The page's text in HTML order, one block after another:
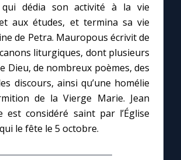
de Lisieux
jour
qui dédia son activité à la vie
aux études, et termina sa vie
de Petra. Mauropous écrivit de
liturgiques, dont plusieurs
Dieu, de nombreux poèmes, des
discours, ainsi qu’une homélie
de la Vierge Marie. Jean
est considéré saint par l’Église
le fête le 5 octobre.